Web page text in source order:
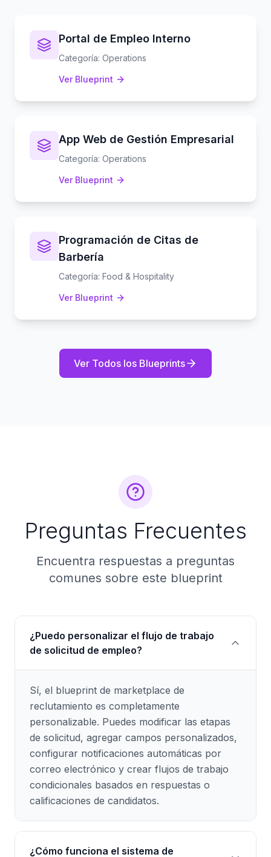
Portal de Empleo Interno
Categoría: Operations
Ver Blueprint
App Web de Gestión Empresarial
Categoría: Operations
Ver Blueprint
Programación de Citas de
Barbería
Categoría: Food & Hospitality
Ver Blueprint
Ver Todos los Blueprints
Preguntas Frecuentes
Encuentra respuestas a preguntas
comunes sobre este blueprint
¿Puedo personalizar el flujo de trabajo
de solicitud de empleo?
Sí, el blueprint de marketplace de
reclutamiento es completamente
personalizable. Puedes modificar las etapas
de solicitud, agregar campos personalizados,
configurar notificaciones automáticas por
correo electrónico y crear flujos de trabajo
condicionales basados en respuestas o
calificaciones de candidatos.
¿Cómo funciona el sistema de